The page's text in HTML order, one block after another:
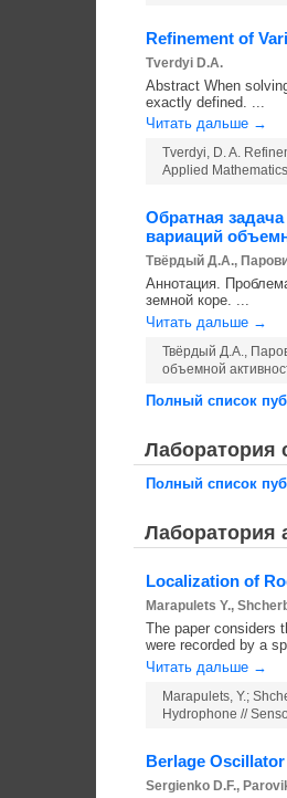
Refinement of
Tverdyi D.A.
Abstract When
exactly defined. ...
Читать дальше →
Tverdyi, D. A.
Applied
Обратная
вариаций
Твёрдый Д.А.,
Аннотация.
земной коре. ...
Читать дальше →
Твёрдый Д.А.,
объемной
Полный список
Лаборатория
Полный список
Лаборатория
Localization of
Marapulets Y.,
The paper considers
were recorded by a
Читать дальше →
Marapulets, Y.;
Hydrophone //
Berlage
Sergienko D.F.,